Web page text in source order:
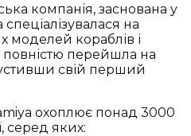
компанія, заснована у
на
моделей кораблів і
повністю перейшла на
свій перший
охоплює понад 3000
серед яких: